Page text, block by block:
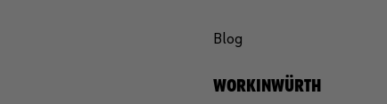
Blog
WORKINWÜRTH